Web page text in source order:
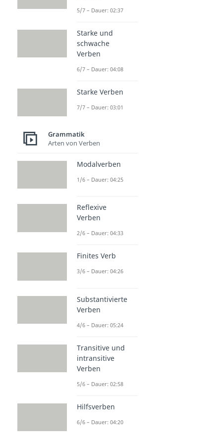
5/7 – Dauer: 02:37
Starke und
schwache
Verben
6/7 – Dauer: 04:08
Starke Verben
7/7 – Dauer: 03:01
Grammatik
Arten von Verben
Modalverben
1/6 – Dauer: 04:25
Reflexive
Verben
2/6 – Dauer: 04:33
Finites Verb
3/6 – Dauer: 04:26
Substantivierte
Verben
4/6 – Dauer: 05:24
Transitive und
intransitive
Verben
5/6 – Dauer: 02:58
Hilfsverben
6/6 – Dauer: 04:20